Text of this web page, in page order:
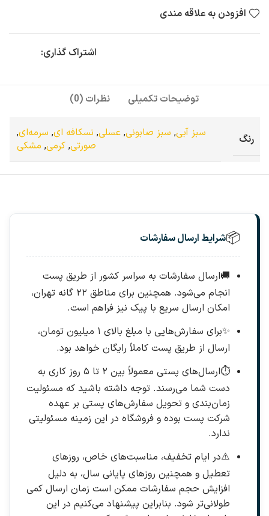
افزودن به علاقه مندی
اشتراک گذاری:
توضیحات تکمیلی نظرات (0)
رنگ سبز آبی, سبز صابونی,عسلی, نسکافه ای, سرمه‌ای,
صورتی,کرمی, مشکی
📦شرایط ارسال سفارشات
🚚ارسال سفارشات به سراسر کشور از طریق پست
انجام می‌شود. همچنین برای مناطق ۲۲ گانه تهران،
امکان ارسال سریع با پیک نیز فراهم است.
✨
برای سفارش‌هایی با مبلغ بالای ۱ میلیون تومان،
ارسال از طریق پست کاملاً رایگان خواهد بود.
⏱️
ارسال‌های پستی معمولاً بین ۲ تا ۵ روز کاری به
دست شما می‌رسند. توجه داشته باشید که مسئولیت
زمان‌بندی و تحویل سفارش‌های پستی بر عهده
شرکت پست بوده و فروشگاه در این زمینه مسئولیتی
ندارد.
⚠️در ایام تخفیف، مناسبت‌های خاص، روزهای
تعطیل و همچنین روزهای پایانی سال، به دلیل
افزایش حجم سفارشات ممکن است زمان ارسال کمی
طولانی‌تر شود. بنابراین پیشنهاد می‌کنیم در این